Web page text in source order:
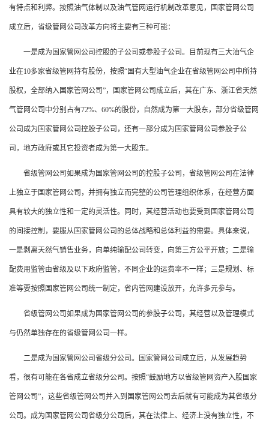
有特点和利弊。按照油气体制以及油气管网运行机制改革意见，国家管网公司
成立后，省级管网公司改革方向将主要有三种可能：
一是成为国家管网公司控股的子公司或参股子公司。目前现有三大油气企
业在10多家省级管网持有股份，按照“国有大型油气企业在省级管网公司中所持
股权，全部纳入国家管网公司”，国家管网公司成立后，其在广东、浙江省天然
气管网公司中分别占有72%、60%的股份，自然成为第一大股东，部分省级管网
公司成为国家管网公司控股子公司，还有一部分成为国家管网公司参股子公
司，地方政府或其它投资者成为第一大股东。
省级管网公司如果成为国家管网公司的控股子公司，省级管网公司在法律
上独立于国家管网公司，并拥有独立而完整的公司管理组织体系，在经营方面
具有较大的独立性和一定的灵活性。同时，其经营活动也要受到国家管网公司
的间接控制，要服从国家管网公司的总体战略和总体利益的需要。具体来说，
一是剥离天然气销售业务，向单纯输配公司转变，向第三方公平开放；二是输
配费用监管由省级及以下政府监管，不同企业的运费率不一样；三是规划、标
准等要按照国家管网公司统一制定，省内管网建设放开，允许多元参与。
省级管网公司如果成为国家管网公司的参股子公司，其经营以及管理模式
与仍然单独存在的省级管网公司一样。
二是成为国家管网公司省级分公司。国家管网公司成立后，从发展趋势
看，很有可能在各省成立省级分公司。按照“鼓励地方以省级管网资产入股国家
管网公司”，这些省级管网公司并入到国家管网公司去后就有可能成为其省级分
公司。成为国家管网公司省级分公司后，其在法律上、经济上没有独立性，不